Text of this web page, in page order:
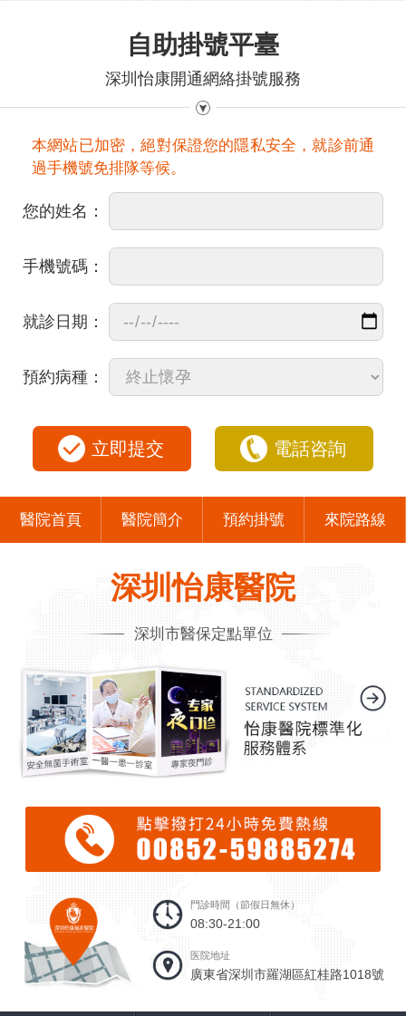
自助掛號平臺
深圳怡康開通網絡掛號服務
本網站已加密，絕對保證您的隱私安全，就診前通
過手機號免排隊等候。
您的姓名：
手機號碼：
就診日期：
預約病種：
立即提交 電話咨詢
醫院首頁 醫院簡介 預約掛號 來院路線
深圳怡康醫院
深圳市醫保定點單位
門診時間（節假日無休）
08:30-21:00
医院地址
廣東省深圳市羅湖區紅桂路1018號